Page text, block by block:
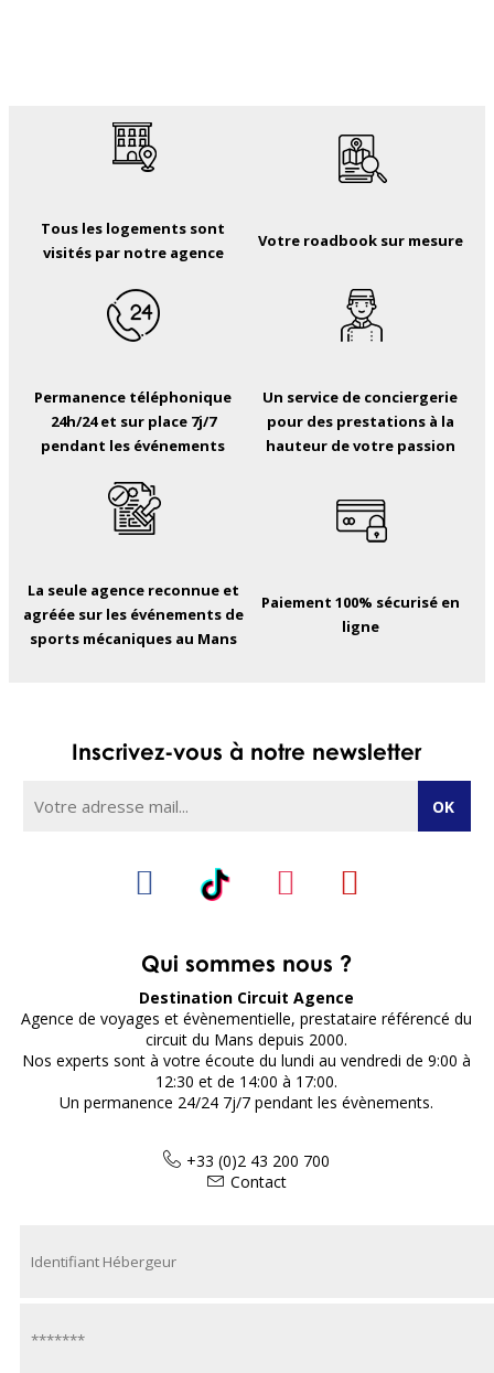
Tous les logements sont
visités par notre agence
Votre roadbook sur mesure
Permanence téléphonique
24h/24 et sur place 7j/7
pendant les événements
Un service de conciergerie
pour des prestations à la
hauteur de votre passion
La seule agence reconnue et
agréée sur les événements de
sports mécaniques au Mans
Paiement 100% sécurisé en
ligne
Qui sommes nous ?
Destination Circuit Agence
Agence de voyages et évènementielle, prestataire référencé du
circuit du Mans depuis 2000.
Nos experts sont à votre écoute du lundi au vendredi de 9:00 à
12:30 et de 14:00 à 17:00.
Un permanence 24/24 7j/7 pendant les évènements.
+33 (0)2 43 200 700
Contact
Inscrivez-vous à notre newsletter